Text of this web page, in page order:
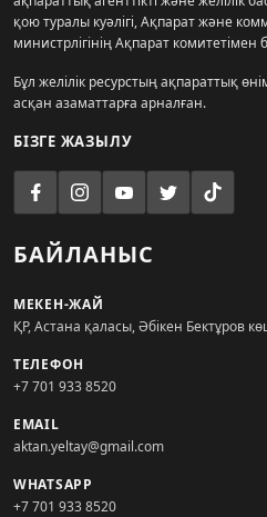
қою туралы куәлігі, Ақпарат және
министрлігінің Ақпарат комитетімен
Бұл желілік ресурстың ақпараттық
асқан азаматтарға арналған.
БІЗГЕ ЖАЗЫЛУ
БАЙЛАНЫС
МЕКЕН-ЖАЙ
ҚР, Астана қаласы, Әбікен Бектұров
ТЕЛЕФОН
+7 701 933 8520
EMAIL
aktan.yeltay@gmail.com
WHATSAPP
+7 701 933 8520